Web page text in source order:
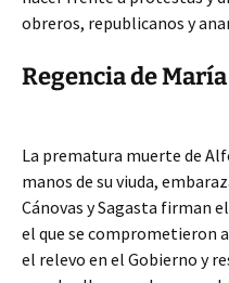
obreros, republicanos y
Regencia de
La prematura muerte de
manos de su viuda,
Cánovas y Sagasta firman el
el que se comprometieron
el relevo en el Gobierno y